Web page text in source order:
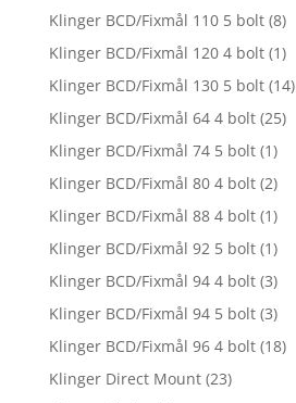
Klinger BCD/Fixmål 110 5 bolt (8)
Klinger BCD/Fixmål 120 4 bolt (1)
Klinger BCD/Fixmål 130 5 bolt (14)
Klinger BCD/Fixmål 64 4 bolt (25)
Klinger BCD/Fixmål 74 5 bolt (1)
Klinger BCD/Fixmål 80 4 bolt (2)
Klinger BCD/Fixmål 88 4 bolt (1)
Klinger BCD/Fixmål 92 5 bolt (1)
Klinger BCD/Fixmål 94 4 bolt (3)
Klinger BCD/Fixmål 94 5 bolt (3)
Klinger BCD/Fixmål 96 4 bolt (18)
Klinger Direct Mount (23)